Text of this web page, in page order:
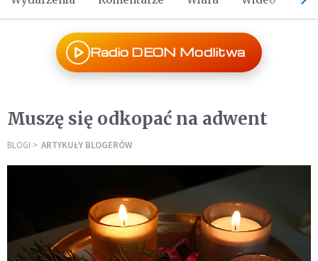
Radio DEON Modlitwa
Muszę się odkopać na adwent
BLOGI ARTYKUŁY BLOGERÓW